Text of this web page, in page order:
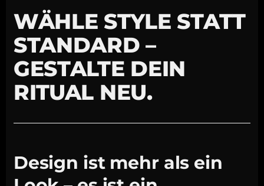
WÄHLE STYLE STATT
STANDARD –
GESTALTE DEIN
RITUAL NEU.
Design ist mehr als ein